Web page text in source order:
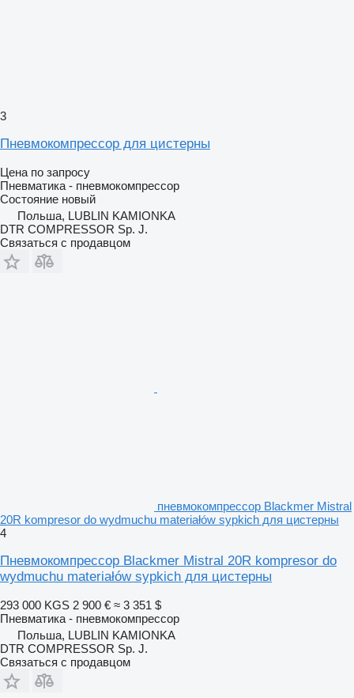
3
Пневмокомпрессор для цистерны
Цена по запросу
Пневматика - пневмокомпрессор
Состояние новый
Польша, LUBLIN KAMIONKA
DTR COMPRESSOR Sp. J.
Связаться с продавцом
пневмокомпрессор Blackmer Mistral
20R kompresor do wydmuchu materiałów sypkich для цистерны
4
Пневмокомпрессор Blackmer Mistral 20R kompresor do
wydmuchu materiałów sypkich для цистерны
293 000 KGS 2 900 € ≈ 3 351 $
Пневматика - пневмокомпрессор
Польша, LUBLIN KAMIONKA
DTR COMPRESSOR Sp. J.
Связаться с продавцом